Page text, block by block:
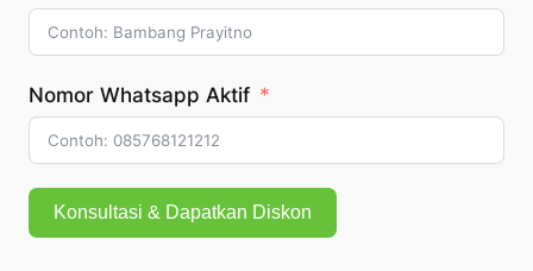
Nomor Whatsapp Aktif
Konsultasi & Dapatkan Diskon